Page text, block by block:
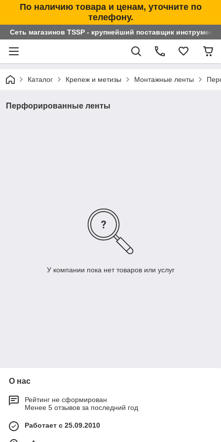
По наличию товара и ценам, уточните по
телефону.
Сеть магазинов TSSP - крупнейший поставщик
Каталог Крепеж и метизы Монтажные ленты
Перфорированные ленты
У компании пока нет товаров или услуг
О нас
Рейтинг не сформирован
Менее 5 отзывов за последний год
Работает с 25.09.2010